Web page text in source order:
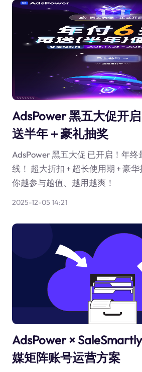
AdsPower 黑五大促开
送半年＋豪礼抽奖
AdsPower 黑五大促 已开启！年终
线！ 超大折扣 + 超长使用期 + 豪
你越参与越值、越用越爽！
2025-12-05 14:21
AdsPower ×
媒矩阵账号运营方案